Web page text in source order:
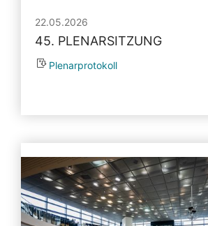
22.05.2026
45. PLENARSITZUNG
Plenarprotokoll